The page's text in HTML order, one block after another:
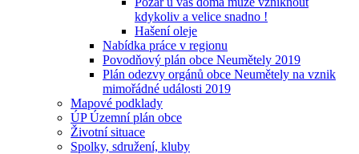
kdykoliv a velice snadno !
Hašení oleje
Nabídka práce v regionu
Povodňový plán obce Neumětely 2019
Plán odezvy orgánů obce Neumětely na vznik
mimořádné události 2019
Mapové podklady
ÚP Územní plán obce
Životní situace
Spolky, sdružení, kluby